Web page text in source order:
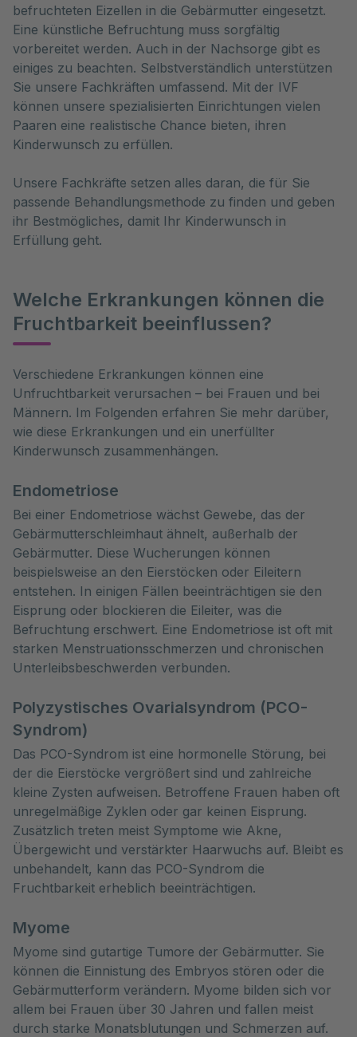
befruchteten Eizellen in die Gebärmutter eingesetzt.
Eine künstliche Befruchtung muss sorgfältig
vorbereitet werden. Auch in der Nachsorge gibt es
einiges zu beachten. Selbstverständlich unterstützen
Sie unsere Fachkräften umfassend. Mit der IVF
können unsere spezialisierten Einrichtungen vielen
Paaren eine realistische Chance bieten, ihren
Kinderwunsch zu erfüllen.
Unsere Fachkräfte setzen alles daran, die für Sie
passende Behandlungsmethode zu finden und geben
ihr Bestmögliches, damit Ihr Kinderwunsch in
Erfüllung geht.
Welche Erkrankungen können die
Fruchtbarkeit beeinflussen?
Verschiedene Erkrankungen können eine
Unfruchtbarkeit verursachen – bei Frauen und bei
Männern. Im Folgenden erfahren Sie mehr darüber,
wie diese Erkrankungen und ein unerfüllter
Kinderwunsch zusammenhängen.
Endometriose
Bei einer Endometriose wächst Gewebe, das der
Gebärmutterschleimhaut ähnelt, außerhalb der
Gebärmutter. Diese Wucherungen können
beispielsweise an den Eierstöcken oder Eileitern
entstehen. In einigen Fällen beeinträchtigen sie den
Eisprung oder blockieren die Eileiter, was die
Befruchtung erschwert. Eine Endometriose ist oft mit
starken Menstruationsschmerzen und chronischen
Unterleibsbeschwerden verbunden.
Polyzystisches Ovarialsyndrom (PCO-
Syndrom)
Das PCO-Syndrom ist eine hormonelle Störung, bei
der die Eierstöcke vergrößert sind und zahlreiche
kleine Zysten aufweisen. Betroffene Frauen haben oft
unregelmäßige Zyklen oder gar keinen Eisprung.
Zusätzlich treten meist Symptome wie Akne,
Übergewicht und verstärkter Haarwuchs auf. Bleibt es
unbehandelt, kann das PCO-Syndrom die
Fruchtbarkeit erheblich beeinträchtigen.
Myome
Myome sind gutartige Tumore der Gebärmutter. Sie
können die Einnistung des Embryos stören oder die
Gebärmutterform verändern. Myome bilden sich vor
allem bei Frauen über 30 Jahren und fallen meist
durch starke Monatsblutungen und Schmerzen auf.